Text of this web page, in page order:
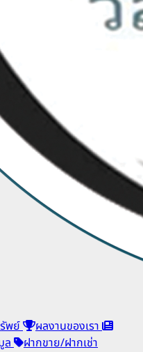
พย์
ผลงานของเรา
ล ฝากขาย/ฝากเช่า